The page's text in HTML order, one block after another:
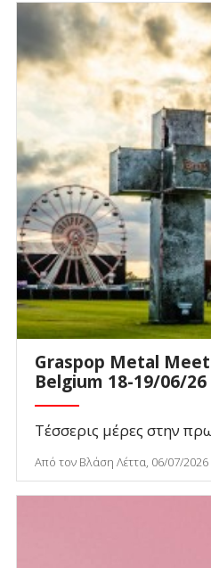
Graspop Metal
Belgium 18-19/06/26
Τέσσερις μέρες στην
Από τον Βλάση Λέττα, 06/07/2026